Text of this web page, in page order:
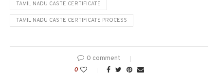
TAMIL NADU CASTE CERTIFICATE
TAMIL NADU CASTE CERTIFICATE PROCESS
0 comment
0